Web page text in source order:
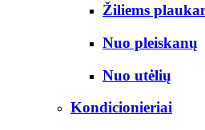
Žiliems
Nuo pleiskanų
Nuo utėlių
Kondicionieriai